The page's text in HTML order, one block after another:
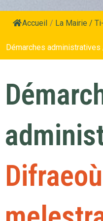
Accueil / La Mairie /
Démarches
Difraeoù